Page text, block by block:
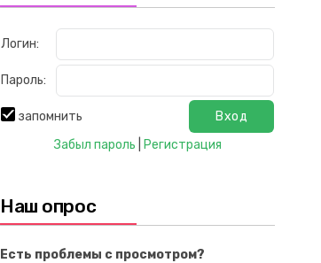
Логин:
Пароль:
запомнить
Забыл пароль
Регистрация
Наш опрос
Есть проблемы с просмотром?